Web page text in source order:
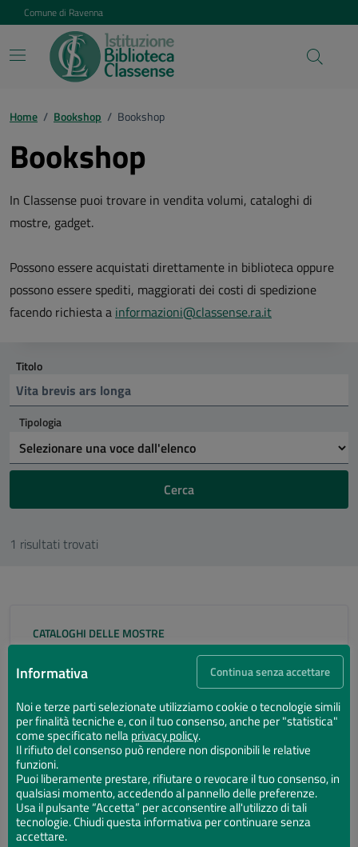
Vai ai contenuti
Vai al footer
Comune di Ravenna
Home / Bookshop / Bookshop
Bookshop
In Classense puoi trovare in vendita volumi, cataloghi di
mostre, gadget.
Possono essere acquistati direttamente in biblioteca oppure
possono essere spediti, maggiorati dei costi di spedizione
facendo richiesta a informazioni@classense.ra.it
Titolo
Tipologia
Cerca
1 risultati trovati
CATALOGHI DELLE MOSTRE
Vita brevis ars longa
Il sapere medico a Ravenna attraverso i
libri antichi della Biblioteca Classense
(1400-1700)
Prezzo:€ 25,00
A cura di:Claudia Giuliani, Donatino Domini, Stefano Arieti
Bologna, Bononia University Press, 2010
324 p., ill.
Informativa
Noi e terze parti selezionate utilizziamo cookie o tecnologie simili
per finalità tecniche e, con il tuo consenso, anche per "statistica"
come specificato nellaprivacy policy.
Il rifiuto del consenso può rendere non disponibili le relative
funzioni.
Puoi liberamente prestare, rifiutare o revocare il tuo consenso, in
qualsiasi momento, accedendo al pannello delle preferenze.
Usa il pulsante “Accetta” per acconsentire all'utilizzo di tali
tecnologie. Chiudi questa informativa per continuare senza
accettare.
Continua senza accettare